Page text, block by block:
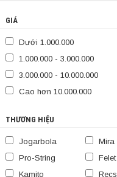
GIÁ
Dưới 1.000.000
1.000.000 - 3.000.000
3.000.000 - 10.000.000
Cao hơn 10.000.000
THƯƠNG HIỆU
Jogarbola
Mira
Pro-String
Felet
Kamito